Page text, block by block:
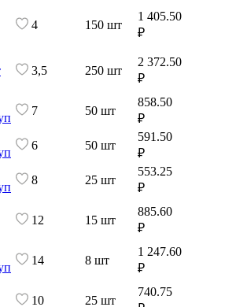
4 150 шт
1 405.50
₽
3,5 250 шт
2 372.50
₽
7 50 шт
858.50
₽
6 50 шт
591.50
₽
8 25 шт
553.25
₽
12 15 шт
885.60
₽
14 8 шт
1 247.60
₽
10 25 шт
740.75